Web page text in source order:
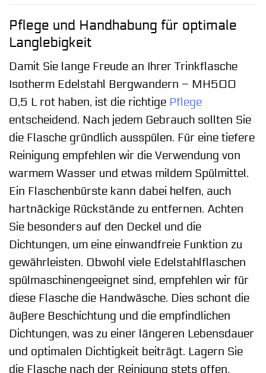
Pflege und Handhabung für optimale
Langlebigkeit
Damit Sie lange Freude an Ihrer Trinkflasche
Isotherm Edelstahl Bergwandern – MH500
0,5 L rot haben, ist die richtige Pflege
entscheidend. Nach jedem Gebrauch sollten Sie
die Flasche gründlich ausspülen. Für eine tiefere
Reinigung empfehlen wir die Verwendung von
warmem Wasser und etwas mildem Spülmittel.
Ein Flaschenbürste kann dabei helfen, auch
hartnäckige Rückstände zu entfernen. Achten
Sie besonders auf den Deckel und die
Dichtungen, um eine einwandfreie Funktion zu
gewährleisten. Obwohl viele Edelstahlflaschen
spülmaschinengeeignet sind, empfehlen wir für
diese Flasche die Handwäsche. Dies schont die
äußere Beschichtung und die empfindlichen
Dichtungen, was zu einer längeren Lebensdauer
und optimalen Dichtigkeit beiträgt. Lagern Sie
die Flasche nach der Reinigung stets offen,